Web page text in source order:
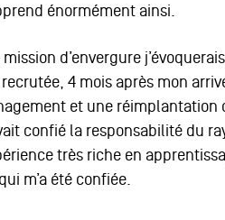
énormément ainsi.
d’envergure
4 mois après mon
et une réimplantation
confié la responsabilité du
très riche en
m’a été confiée.